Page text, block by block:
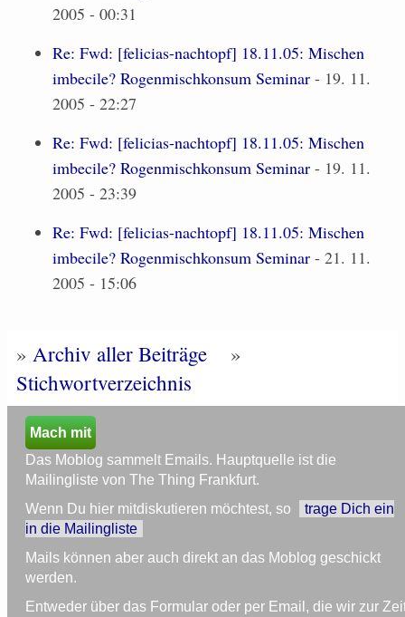
2005 - 00:31
Re: Fwd: [felicias-nachtopf] 18.11.05: Mischen
imbecile? Rogenmischkonsum Seminar - 19. 11.
2005 - 22:27
Re: Fwd: [felicias-nachtopf] 18.11.05: Mischen
imbecile? Rogenmischkonsum Seminar - 19. 11.
2005 - 23:39
Re: Fwd: [felicias-nachtopf] 18.11.05: Mischen
imbecile? Rogenmischkonsum Seminar - 21. 11.
2005 - 15:06
» Archiv aller Beiträge
»
Stichwortverzeichnis
Mach mit
Das Moblog sammelt Emails. Hauptquelle ist die
Mailingliste von The Thing Frankfurt.
Wenn Du hier mitdiskutieren möchtest, so
trage Dich ein
in die Mailingliste
Mails können aber auch direkt an das Moblog geschickt
werden.
Entweder über das Formular oder per Email, die wir zur